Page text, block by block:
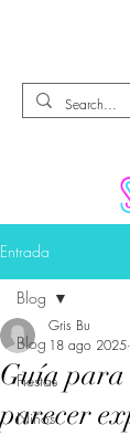
Entrada
Blog
Fiestas
Niños
Blog
Guía para
parecer
Gris Bu
18 ago 2025